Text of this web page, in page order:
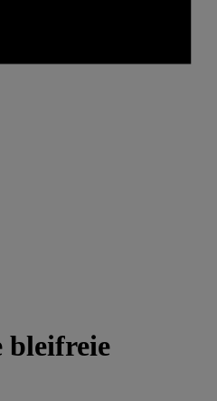
bleifreie